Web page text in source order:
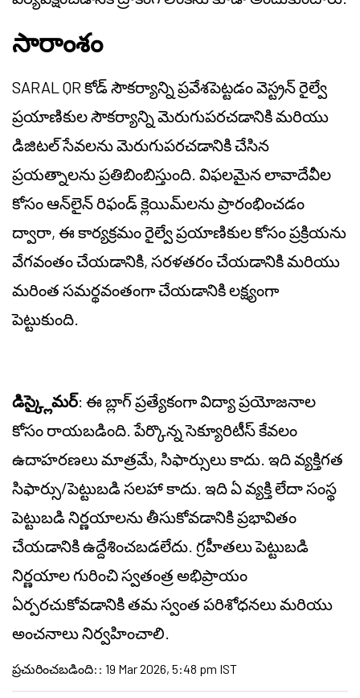
సారాంశం
SARAL QR కోడ్ సౌకర్యాన్ని ప్రవేశపెట్టడం వెస్ట్రన్ రైల్వే
ప్రయాణికుల సౌకర్యాన్ని మెరుగుపరచడానికి మరియు
డిజిటల్ సేవలను మెరుగుపరచడానికి చేసిన
ప్రయత్నాలను ప్రతిబింబిస్తుంది. విఫలమైన లావాదేవీల
కోసం ఆన్‌లైన్ రిఫండ్ క్లెయిమ్‌లను ప్రారంభించడం
ద్వారా, ఈ కార్యక్రమం రైల్వే ప్రయాణికుల కోసం ప్రక్రియను
వేగవంతం చేయడానికి, సరళతరం చేయడానికి మరియు
మరింత సమర్థవంతంగా చేయడానికి లక్ష్యంగా
పెట్టుకుంది.
డిస్క్లైమర్: ఈ బ్లాగ్ ప్రత్యేకంగా విద్యా ప్రయోజనాల
కోసం రాయబడింది. పేర్కొన్న సెక్యూరిటీస్ కేవలం
ఉదాహరణలు మాత్రమే, సిఫార్సులు కాదు. ఇది వ్యక్తిగత
సిఫార్సు/పెట్టుబడి సలహా కాదు. ఇది ఏ వ్యక్తి లేదా సంస్థ
పెట్టుబడి నిర్ణయాలను తీసుకోవడానికి ప్రభావితం
చేయడానికి ఉద్దేశించబడలేదు. గ్రహీతలు పెట్టుబడి
నిర్ణయాల గురించి స్వతంత్ర అభిప్రాయం
ఏర్పరచుకోవడానికి తమ స్వంత పరిశోధనలు మరియు
అంచనాలు నిర్వహించాలి.
ప్రచురించబడింది: : 19 Mar 2026, 5:48 pm IST